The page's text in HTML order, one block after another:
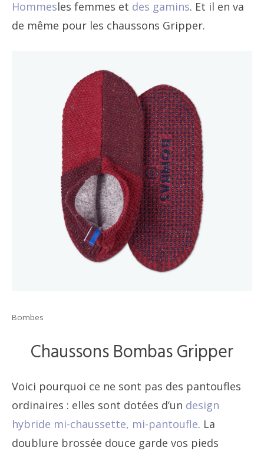
Hommesles femmes et des gamins. Et il en va
de même pour les chaussons Gripper.
Bombes
Chaussons Bombas Gripper
Voici pourquoi ce ne sont pas des pantoufles
ordinaires : elles sont dotées d’un design
hybride mi-chaussette, mi-pantoufle. La
doublure brossée douce garde vos pieds